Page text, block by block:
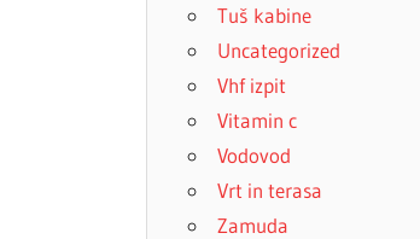
Tuš kabine
Uncategorized
Vhf izpit
Vitamin c
Vodovod
Vrt in terasa
Zamuda